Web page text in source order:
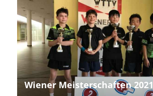
Wiener Meisterschaften 2021